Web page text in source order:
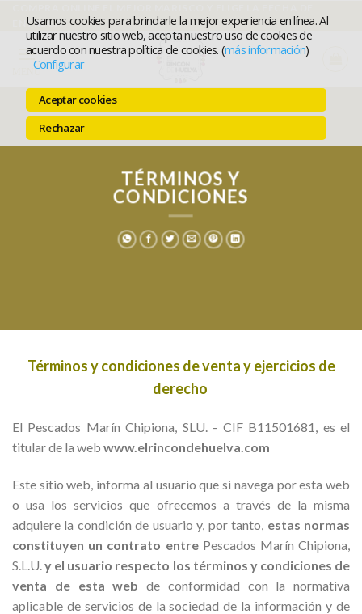
Usamos cookies para brindarle la mejor experiencia en línea. Al
utilizar nuestro sitio web, acepta nuestro uso de cookies de
acuerdo con nuestra política de cookies. (más información)
- Configurar
Aceptar cookies
Rechazar
contenido
ENTREGA
MENÚ
TÉRMINOS Y
CONDICIONES
Términos y condiciones de venta y ejercicios de
derecho
El Pescados Marín Chipiona, SLU. - CIF B11501681, es el
titular de la web www.elrincondehuelva.com
Este sitio web, informa al usuario que si navega por esta web
o usa los servicios que ofrecemos a través de la misma
adquiere la condición de usuario y, por tanto, estas normas
constituyen un contrato entre Pescados Marín Chipiona,
S.L.U.y el usuario respecto los términos y condiciones de
venta de esta web de conformidad con la normativa
aplicable de servicios de la sociedad de la información y de